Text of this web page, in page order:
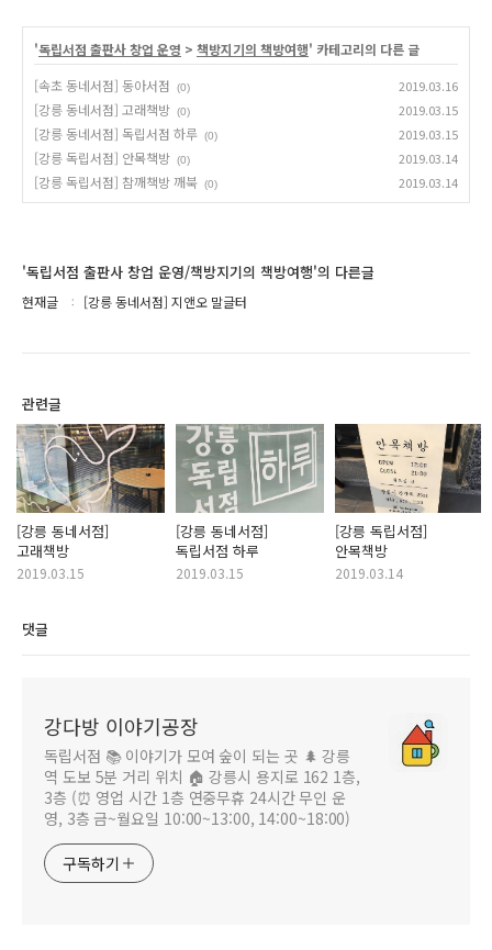
'독립서점 출판사 창업 운영 > 책방지기의 책방여행' 카테고리의 다른 글
[속초 동네서점] 동아서점
(0) 2019.03.16
[강릉 동네서점] 고래책방 (0) 2019.03.15
[강릉 동네서점] 독립서점 하루 (0) 2019.03.15
[강릉 독립서점] 안목책방 (0) 2019.03.14
[강릉 독립서점] 참깨책방 깨북 (0) 2019.03.14
'독립서점 출판사 창업 운영/책방지기의 책방여행'의 다른글
현재글 [강릉 동네서점] 지앤오 말글터
관련글
[강릉 동네서점]
고래책방
2019.03.15
[강릉 동네서점]
독립서점 하루
2019.03.15
[강릉 독립서점]
안목책방
2019.03.14
댓글
강다방 이야기공장
독립서점 📚 이야기가 모여 숲이 되는 곳 🌲 강릉
역 도보 5분 거리 위치 🏠 강릉시 용지로 162 1층,
3층 (⏰ 영업 시간 1층 연중무휴 24시간 무인 운
영, 3층 금~월요일 10:00~13:00, 14:00~18:00)
구독하기